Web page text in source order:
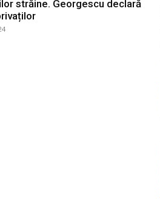
străine. Georgescu declară